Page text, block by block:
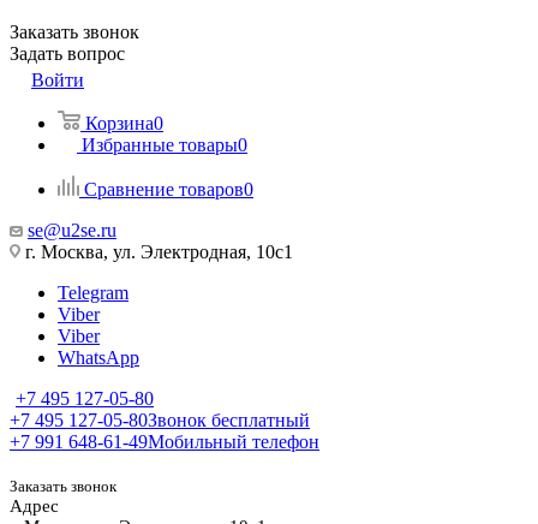
Заказать звонок
Задать вопрос
Войти
Корзина0
Избранные товары0
Сравнение товаров0
se@u2se.ru
г. Москва, ул. Электродная, 10с1
Telegram
Viber
Viber
WhatsApp
+7 495 127-05-80
+7 495 127-05-80Звонок бесплатный
+7 991 648-61-49Мобильный телефон
Заказать звонок
Адрес